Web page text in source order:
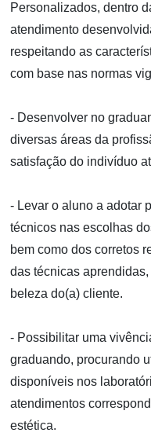
Personalizados, dentro
atendimento
respeitando as
com base nas normas
- Desenvolver no
diversas áreas da
satisfação do indivíduo
- Levar o aluno a adotar
técnicos nas escolhas
bem como dos corretos
das técnicas
beleza do(a) cliente.
- Possibilitar uma
graduando, procurando
disponíveis nos
atendimentos
estética.